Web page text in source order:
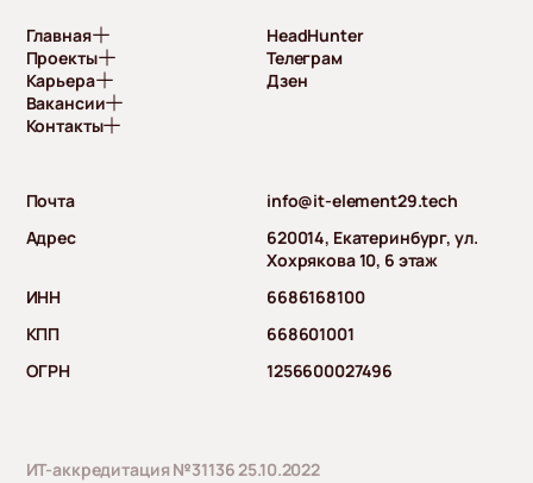
Главная
Проекты
Карьера
Вакансии
Контакты
Почта
info@it-element29.tech
Адрес
620014, Екатеринбург, ул.
Хохрякова 10, 6 этаж
ИНН
6686168100
КПП
668601001
ОГРН
1256600027496
HeadHunter
Телеграм
Дзен
ИТ-аккредитация №31136 25.10.2022